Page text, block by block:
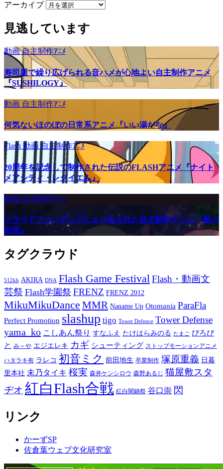
アーカイブ
見逃しています
動画自主制作ｱﾆﾒ
寿司屋で繰り広げられる音ハメが心地よい自主制作アニメ
『SUSHILOGY』
動画 自主制作ｱﾆﾒ
何気ないほのぼの日常系アニメ『いい湯だな』
Flash 動画自主制作ｱﾆﾒ
20周年を記念して制作された伝説のFLASHアニメ『ナイト
メアシティ・レクイエム』
動画 自主制作ｱﾆﾒ
クラウドファンデングにより生まれた自主制作アニメ『藍の
約束』
タグクラウド
512kb AKIRA DNA Flash Game FestivalFlash・動画文
芸祭 Flash学園祭 FRENZ FRENZ 2012
MikuMikuDance MMR Naname Up Otomania ParaFla
Perfect Promotion slashup tigo Tower Defence Tower Defense
yama_ko こしあん祭り すなふえ たけはらみのる たまご ぴろぴ
と み～や エジエレキ カギ シューティング ストップモーションアニメ
ハタラキ有 ラレコ 初音ミク 前田地生 卒業制作 塚原重義 日暮
里本社 未乃タイキ 桜実 森井ケンシロウ 森野あるじ 猫屋敷スタ
ヂオ 紅白Flash合戦 紅白闇鍋祭 谷口崇 閃
リンク
かーずSP
佐倉葉ウェブ文化研究室